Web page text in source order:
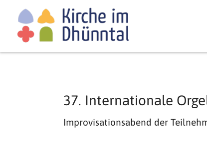
37. Internationale
Improvisationsabend der